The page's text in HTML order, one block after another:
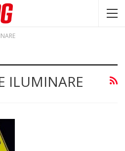
ILUMINARE